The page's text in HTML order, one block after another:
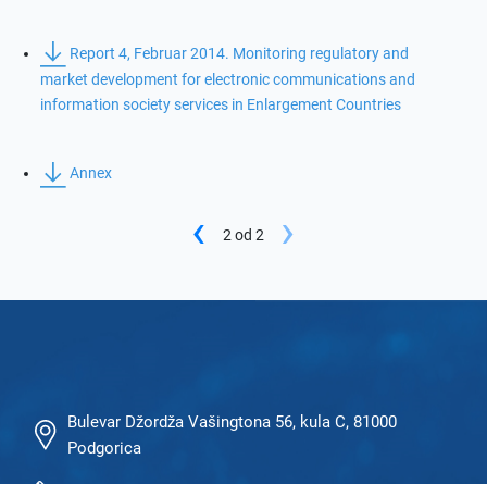
Report 4, Februar 2014. Monitoring regulatory and
market development for electronic communications and
information society services in Enlargement Countries
Annex
‹ Previous
2od 2 ›
Bulevar Džordža Vašingtona 56, kula C, 81000
Podgorica